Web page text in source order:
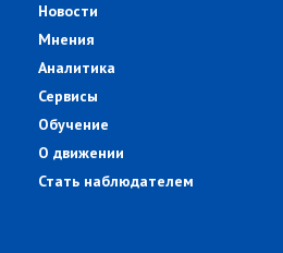
Новости
Мнения
Аналитика
Сервисы
Обучение
О движении
Стать наблюдателем